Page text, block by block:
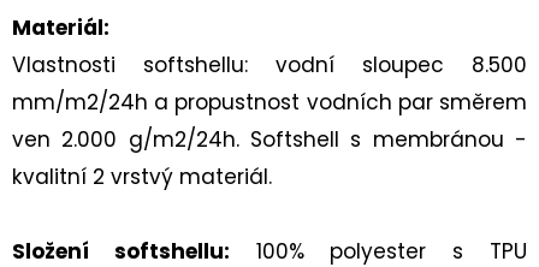
Materiál:
Vlastnosti softshellu: vodní sloupec 8.500
mm/m2/24h a propustnost vodních par směrem
ven 2.000 g/m2/24h. Softshell s membránou -
kvalitní 2 vrstvý materiál.
Složení softshellu: 100% polyester s TPU